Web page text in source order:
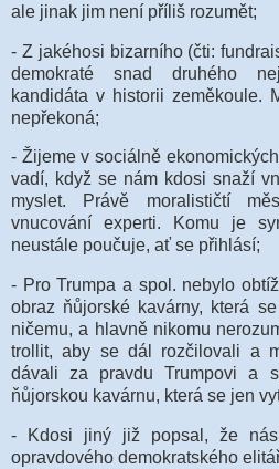
ale jinak jim není příliš rozumět;
- Z jakéhosi bizarního (čti:
demokraté snad druhého
kandidáta v historii zeměkoule.
nepřekoná;
- Žijeme v sociálně
vadí, když se nám kdosi snaží
myslet. Právě moralističtí
vnucování experti. Komu je
neustále poučuje, ať se přihlásí;
- Pro Trumpa a spol. nebylo
obraz ňůjorské kavárny, která
ničemu, a hlavně nikomu
trollit, aby se dál rozčilovali a
dávali za pravdu Trumpovi a
ňůjorskou kavárnu, která se jen
- Kdosi jiný již popsal, že
opravdového demokratského